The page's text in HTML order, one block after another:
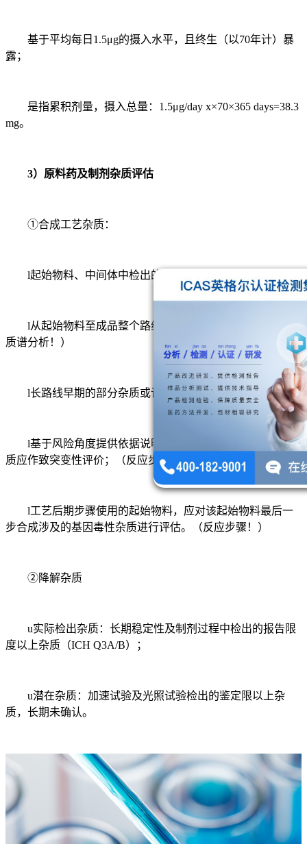
基于平均每日1.5μg的摄入水平，且终生（以70年计）暴
露；
是指累积剂量，摄入总量：1.5μg/day x×70×365 days=38.3
mg。
3）原料药及制剂杂质评估
①合成工艺杂质：
l起始物料、中间体中检出的杂质；（杂质谱分析！）
l从起始物料至成品整个路线中可能的反应副产物；（杂
质谱分析！）
l长路线早期的部分杂质或许可以忽略；（反应步骤！）
l基于风险角度提供依据说明工艺路线中哪个节点后的杂
质应作致突变性评价；（反应步骤！）
l工艺后期步骤使用的起始物料，应对该起始物料最后一
步合成涉及的基因毒性杂质进行评估。（反应步骤！）
②降解杂质
u实际检出杂质：长期稳定性及制剂过程中检出的报告限
度以上杂质（ICH Q3A/B）；
u潜在杂质：加速试验及光照试验检出的鉴定限以上杂
质，长期未确认。